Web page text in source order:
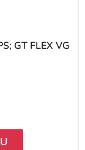
GT FLEX VG